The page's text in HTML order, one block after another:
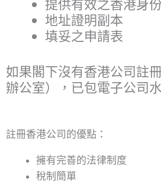
提供有效之香港身
地址證明副本
填妥之申請表
如果閣下沒有香港公司註
辦公室），已包電子公司
註冊香港公司的優點：
擁有完善的法律制度
稅制簡單